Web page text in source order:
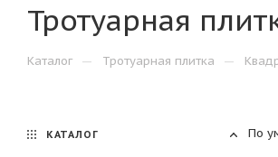
Тротуарная
Каталог — Тротуарная плитка —
По
КАТАЛОГ